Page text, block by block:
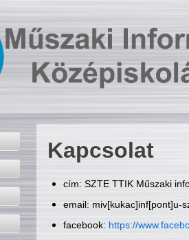
Kapcsolat
cím: SZTE TTIK Műszaki
email: miv[kukac]inf[pont]u-
facebook: https://